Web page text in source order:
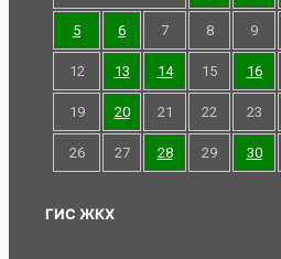
5 6 7 8 9
12 13 14 15 16
19 20 21 22 23
26 27 28 29 30
ГИС ЖКХ